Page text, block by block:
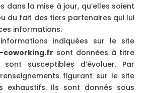
dans la mise à jour, qu’elles soient
du fait des tiers partenaires qui lui
informations.
indiquées sur le site
coworking.fr sont données à titre
susceptibles d’évoluer. Par
figurant sur le site
exhaustifs. Ils sont donnés sous